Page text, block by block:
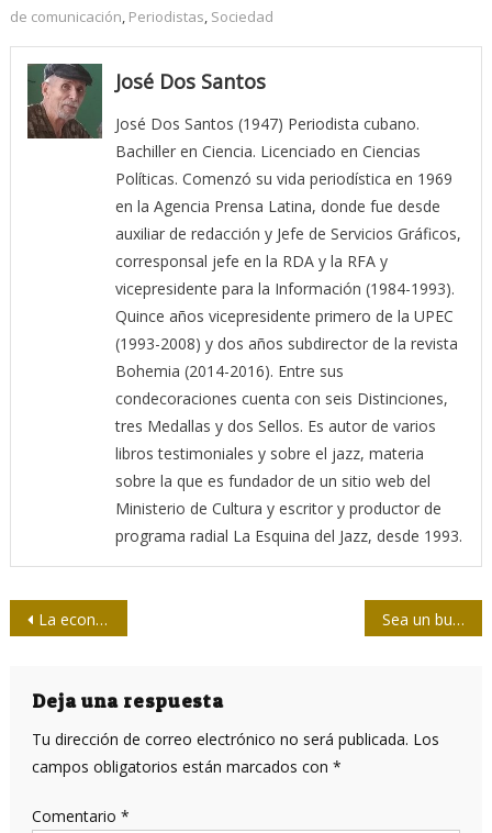
de comunicación, Periodistas, Sociedad
José Dos Santos
José Dos Santos (1947) Periodista cubano.
Bachiller en Ciencia. Licenciado en Ciencias
Políticas. Comenzó su vida periodística en 1969
en la Agencia Prensa Latina, donde fue desde
auxiliar de redacción y Jefe de Servicios Gráficos,
corresponsal jefe en la RDA y la RFA y
vicepresidente para la Información (1984-1993).
Quince años vicepresidente primero de la UPEC
(1993-2008) y dos años subdirector de la revista
Bohemia (2014-2016). Entre sus
condecoraciones cuenta con seis Distinciones,
tres Medallas y dos Sellos. Es autor de varios
libros testimoniales y sobre el jazz, materia
sobre la que es fundador de un sitio web del
Ministerio de Cultura y escritor y productor de
programa radial La Esquina del Jazz, desde 1993.
Navegación
entradas
La economía cubana durante el primer semestre de 2019 (II Parte) Sea un buen descalificador, aprenda de los mejores
Deja una respuesta
Tu dirección de correo electrónico no será publicada. Los
campos obligatorios están marcados con *
Comentario *